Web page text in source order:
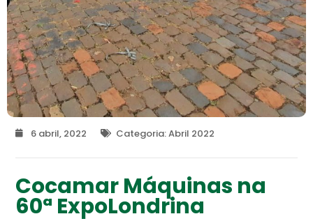
6 abril, 2022 Categoria:Abril 2022
Cocamar Máquinas na
60ª ExpoLondrina